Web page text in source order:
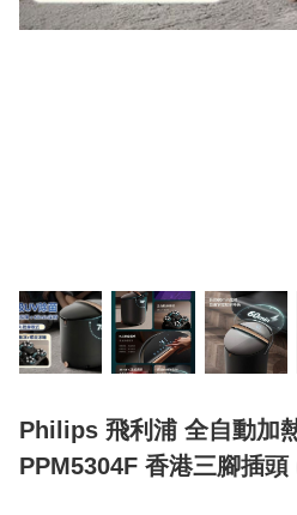
Philips 飛利浦 全自動加
PPM5304F 香港三腳插頭